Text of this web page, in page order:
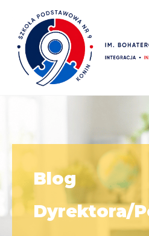
Blog
Dyrektora/